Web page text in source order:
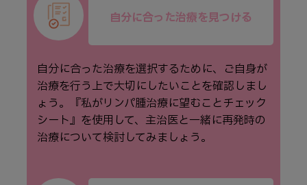
自分に合った治療を見つける
自分に合った治療を選択するために、ご⾃⾝が
治療を⾏う上で⼤切にしたいことを確認しまし
ょう。『私がリンパ腫治療に望むことチェック
シート』を使⽤して、主治医と⼀緒に再発時の
治療について検討してみましょう。